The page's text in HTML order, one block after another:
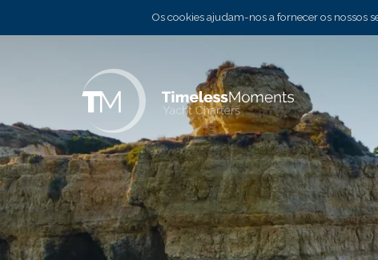
Os cookies ajudam-nos a fornecer os nossos